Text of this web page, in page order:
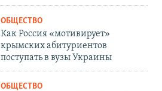
ОБЩЕСТВО
Как Россия «мотивирует»
крымских абитуриентов
поступать в вузы Украины
ОБЩЕСТВО